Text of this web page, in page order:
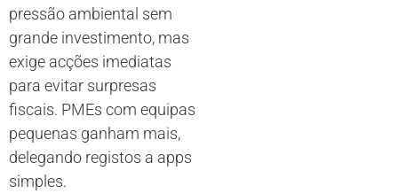
pressão ambiental sem
grande investimento, mas
exige acções imediatas
para evitar surpresas
fiscais. PMEs com equipas
pequenas ganham mais,
delegando registos a apps
simples.